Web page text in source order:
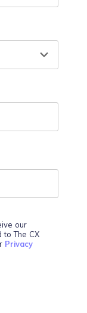
our
The CX
Privacy